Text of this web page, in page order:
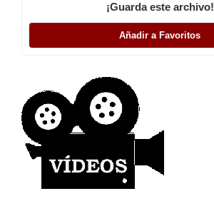
¡Guarda este archivo!
Añadir a Favoritos